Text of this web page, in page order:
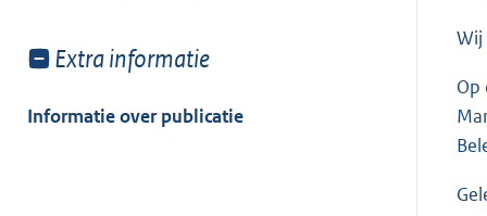
Toon
van:
Extra informatie
Informatie over publicatie
Wij
Op